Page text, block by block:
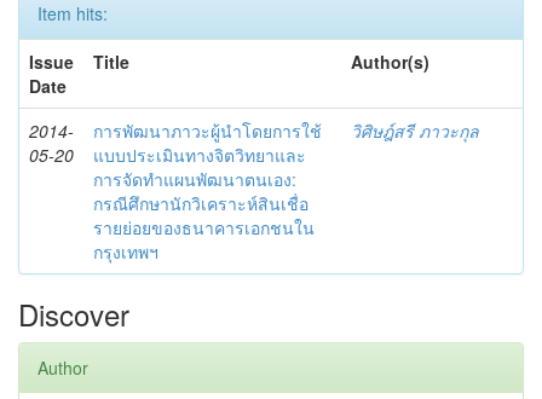
Item hits:
Issue
Date
Title Author(s)
2014-
05-20
การพัฒนาภาวะผู้นำโดยการใช้
แบบประเมินทางจิตวิทยาและ
การจัดทำแผนพัฒนาตนเอง:
กรณีศึกษานักวิเคราะห์สินเชื่อ
รายย่อยของธนาคารเอกชนใน
กรุงเทพฯ
วิศิษฎ์สรี ภาวะกุล
Discover
Author